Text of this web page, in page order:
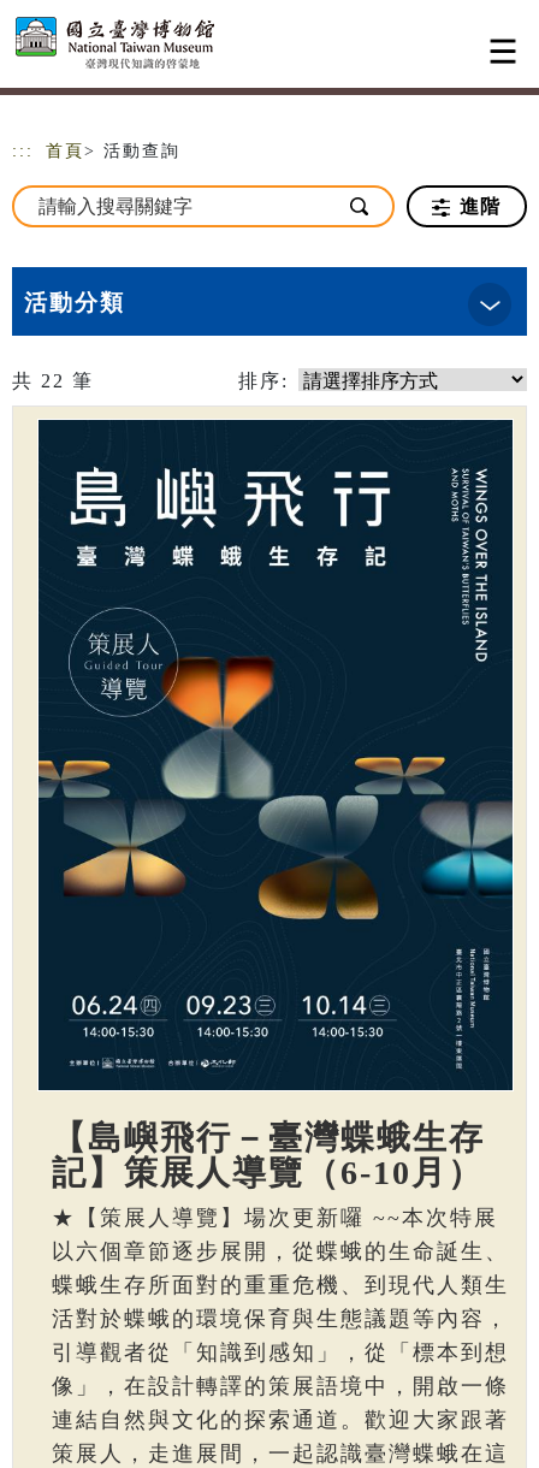
跳到主要內容
網站導覽
::: 首頁 > 活動查詢
進階
活動分類
共 22 筆 排序:
【島嶼飛行－臺灣蝶蛾生存
記】策展人導覽（6-10月）
★【策展人導覽】場次更新囉 ~~本次特展
以六個章節逐步展開，從蝶蛾的生命誕生、
蝶蛾生存所面對的重重危機、到現代人類生
活對於蝶蛾的環境保育與生態議題等內容，
引導觀者從「知識到感知」，從「標本到想
像」，在設計轉譯的策展語境中，開啟一條
連結自然與文化的探索通道。歡迎大家跟著
策展人，走進展間，一起認識臺灣蝶蛾在這